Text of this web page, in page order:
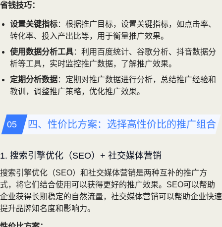
省钱技巧：
设置关键指标：根据推广目标，设置关键指标，如点击率、
转化率、投入产出比等，用于衡量推广效果。
使用数据分析工具：利用百度统计、谷歌分析、抖音数据分
析等工具，实时监控推广数据，了解推广效果。
定期分析数据：定期对推广数据进行分析，总结推广经验和
教训，调整推广策略，优化推广效果。
四、性价比方案：选择高性价比的推广组合
1. 搜索引擎优化（SEO）+ 社交媒体营销
搜索引擎优化（SEO）和社交媒体营销是两种互补的推广方
式，将它们结合使用可以获得更好的推广效果。SEO可以帮助
企业获得长期稳定的自然流量，社交媒体营销可以帮助企业快速
提升品牌知名度和影响力。